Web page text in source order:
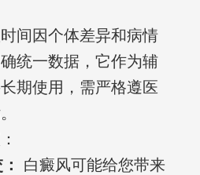
间因个体差异和病情
统一数据，它作为辅
期使用，需严格遵医
白癜风可能给您带来